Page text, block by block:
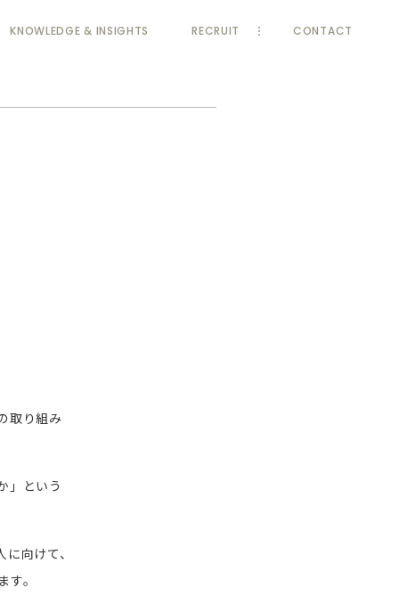
KNOWLEDGE & INSIGHTS RECRUIT CONTACT
取り組み
」という
向けて、
。